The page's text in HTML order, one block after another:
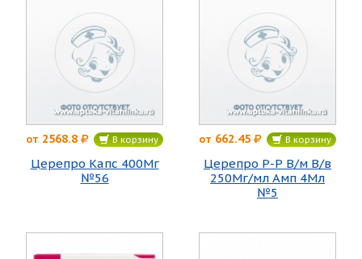
от 2568.8 В корзину
Церепро Капс 400Мг
№56
от 662.45 В корзину
Церепро Р-Р В/м В/в
250Мг/мл Амп 4Мл
№5